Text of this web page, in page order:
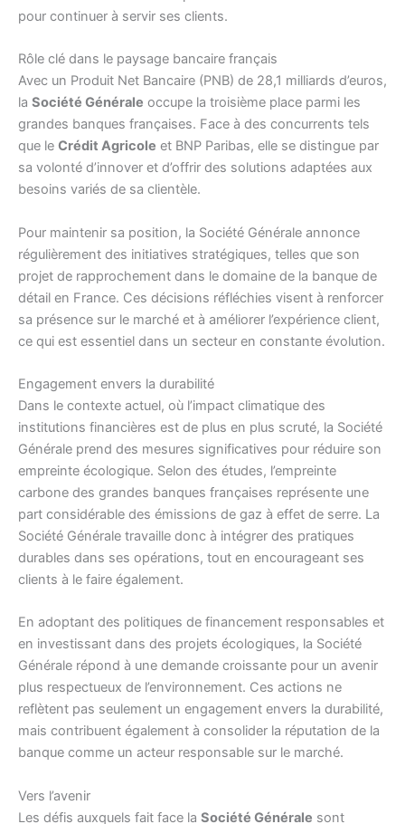
pour continuer à servir ses clients.
Rôle clé dans le paysage bancaire français
Avec un Produit Net Bancaire (PNB) de 28,1 milliards d’euros,
la Société Générale occupe la troisième place parmi les
grandes banques françaises. Face à des concurrents tels
que le Crédit Agricole et BNP Paribas, elle se distingue par
sa volonté d’innover et d’offrir des solutions adaptées aux
besoins variés de sa clientèle.
Pour maintenir sa position, la Société Générale annonce
régulièrement des initiatives stratégiques, telles que son
projet de rapprochement dans le domaine de la banque de
détail en France. Ces décisions réfléchies visent à renforcer
sa présence sur le marché et à améliorer l’expérience client,
ce qui est essentiel dans un secteur en constante évolution.
Engagement envers la durabilité
Dans le contexte actuel, où l’impact climatique des
institutions financières est de plus en plus scruté, la Société
Générale prend des mesures significatives pour réduire son
empreinte écologique. Selon des études, l’empreinte
carbone des grandes banques françaises représente une
part considérable des émissions de gaz à effet de serre. La
Société Générale travaille donc à intégrer des pratiques
durables dans ses opérations, tout en encourageant ses
clients à le faire également.
En adoptant des politiques de financement responsables et
en investissant dans des projets écologiques, la Société
Générale répond à une demande croissante pour un avenir
plus respectueux de l’environnement. Ces actions ne
reflètent pas seulement un engagement envers la durabilité,
mais contribuent également à consolider la réputation de la
banque comme un acteur responsable sur le marché.
Vers l’avenir
Les défis auxquels fait face la Société Générale sont